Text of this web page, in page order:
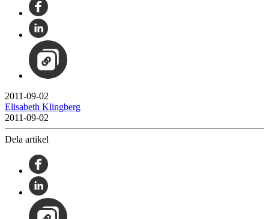
2011-09-02
Elisabeth Klingberg
2011-09-02
Dela artikel